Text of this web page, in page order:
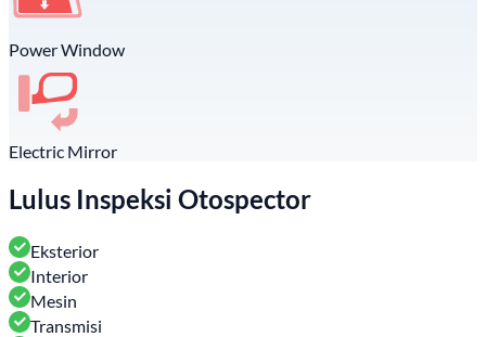
Power Window
Electric Mirror
Lulus Inspeksi Otospector
Eksterior
Interior
Mesin
Transmisi